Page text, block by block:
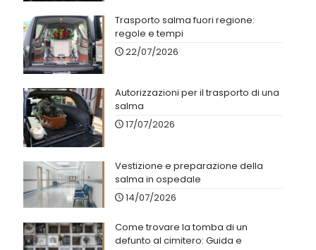
Trasporto salma fuori regione:
regole e tempi
22/07/2026
Autorizzazioni per il trasporto di una
salma
17/07/2026
Vestizione e preparazione della
salma in ospedale
14/07/2026
Come trovare la tomba di un
defunto al cimitero: Guida e